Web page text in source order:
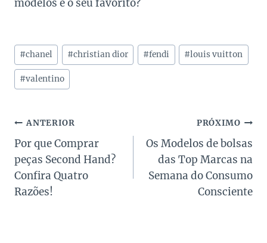
modelos é o seu favorito?
Tags
do
Post:
#chanel #christian dior #fendi #louis vuitton
#valentino
Navegação
de
Post
ANTERIOR
Por que Comprar
peças Second Hand?
Confira Quatro
Razões!
PRÓXIMO
Os Modelos de bolsas
das Top Marcas na
Semana do Consumo
Consciente